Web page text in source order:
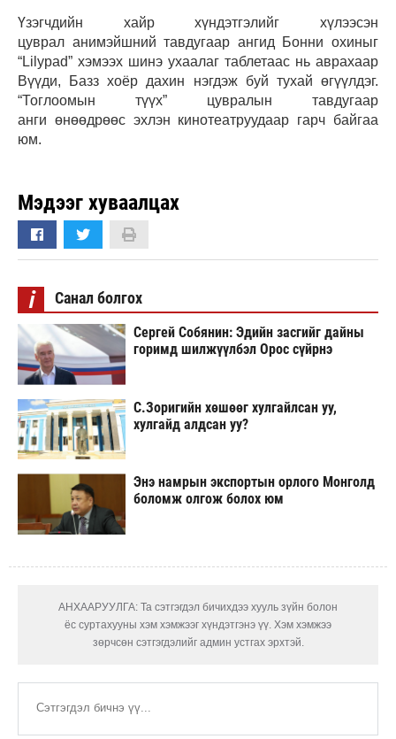
Үзэгчдийн хайр хүндэтгэлийг хүлээсэн
цуврал анимэйшний тавдугаар ангид Бонни охиныг
“Lilypad” хэмээх шинэ ухаалаг таблетаас нь аврахаар
Вүүди, Базз хоёр дахин нэгдэж буй тухай өгүүлдэг.
“Тоглоомын түүх” цувралын тавдугаар
анги өнөөдрөөс эхлэн кинотеатруудаар гарч байгаа
юм.
Мэдээг хуваалцах
i Санал болгох
Сергей Собянин: Эдийн засгийг дайны
горимд шилжүүлбэл Орос сүйрнэ
С.Зоригийн хөшөөг хулгайлсан уу,
хулгайд алдсан уу?
Энэ намрын экспортын орлого Монголд
боломж олгож болох юм
АНХААРУУЛГА: Та сэтгэгдэл бичихдээ хууль зүйн болон
ёс суртахууны хэм хэмжээг хүндэтгэнэ үү. Хэм хэмжээ
зөрчсөн сэтгэгдэлийг админ устгах эрхтэй.